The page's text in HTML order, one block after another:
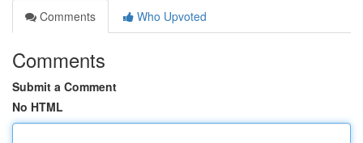
Comments
Who Upvoted
Comments
Submit a Comment
No HTML